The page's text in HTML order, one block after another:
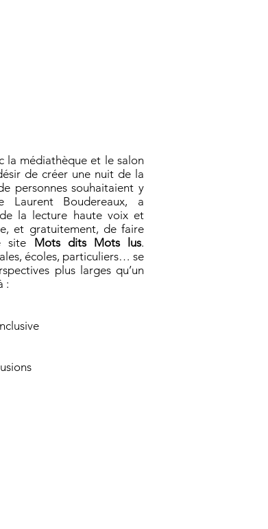
la médiathèque et le salon
de créer une nuit de la
personnes souhaitaient y
Laurent Boudereaux, a
la lecture haute voix et
et gratuitement, de faire
site Mots dits Mots lus.
écoles, particuliers… se
plus larges qu’un
: